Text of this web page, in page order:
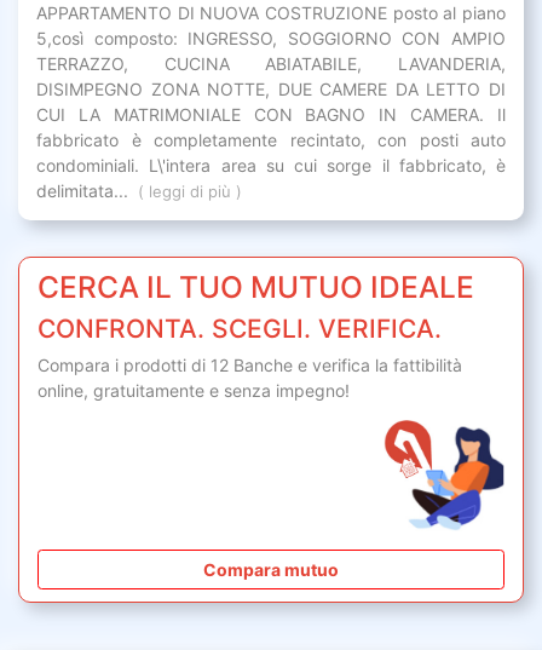
APPARTAMENTO DI NUOVA COSTRUZIONE posto al piano
5,così composto: INGRESSO, SOGGIORNO CON AMPIO
TERRAZZO, CUCINA ABIATABILE, LAVANDERIA,
DISIMPEGNO ZONA NOTTE, DUE CAMERE DA LETTO DI
CUI LA MATRIMONIALE CON BAGNO IN CAMERA. Il
fabbricato è completamente recintato, con posti auto
condominiali. L\'intera area su cui sorge il fabbricato, è
delimitata...
( leggi di più )
CERCA IL TUO MUTUO IDEALE
CONFRONTA. SCEGLI. VERIFICA.
Compara i prodotti di 12 Banche e verifica la fattibilità
online, gratuitamente e senza impegno!
Compara mutuo